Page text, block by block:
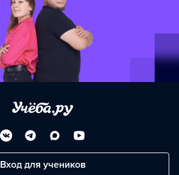
Вход для учеников